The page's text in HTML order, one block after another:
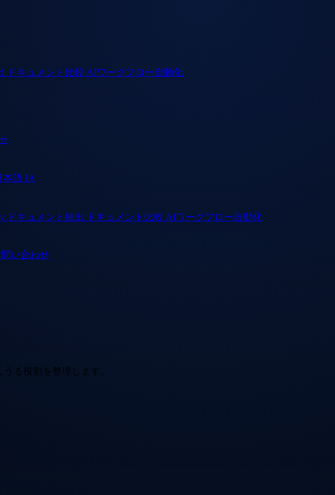
ドキュメント比較 AIワークフロー自動化
本語 JA
ドキュメント抽出 ドキュメント比較 AIワークフロー自動化
問い合わせ
る役割を整理します。